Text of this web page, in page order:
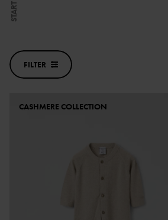
START
FILTER
CASHMERE COLLECTION